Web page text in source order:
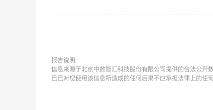
报告说明:
信息来源于北京中数智汇科技股份有限公司提供的合法公开
巴巴对您使用该信息所造成的任何后果不应承担法律上的任